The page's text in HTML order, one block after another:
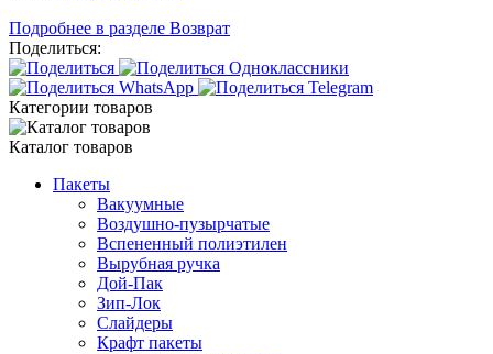
Подробнее в разделе Возврат
Поделиться:
Категории товаров
Каталог товаров
Пакеты
Вакуумные
Воздушно-пузырчатые
Вспененный полиэтилен
Вырубная ручка
Дой-Пак
Зип-Лок
Слайдеры
Крафт пакеты